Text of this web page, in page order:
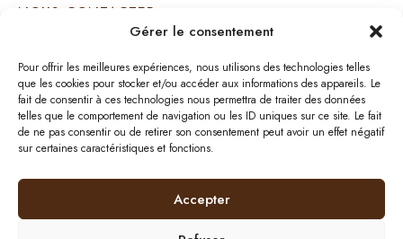
Gérer le consentement
Pour offrir les meilleures expériences, nous utilisons des technologies telles
que les cookies pour stocker et/ou accéder aux informations des appareils. Le
fait de consentir à ces technologies nous permettra de traiter des données
telles que le comportement de navigation ou les ID uniques sur ce site. Le fait
de ne pas consentir ou de retirer son consentement peut avoir un effet négatif
sur certaines caractéristiques et fonctions.
Accepter
NOUS CONTACTER
Bijouterie : 05 53 53 64 11
Mardi au Samedi: 09:00 - 19:00
bijouterie.lavergne@orange.fr